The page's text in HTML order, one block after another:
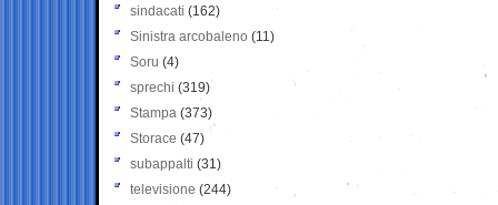
sindacati (162)
Sinistra arcobaleno (11)
Soru (4)
sprechi (319)
Stampa (373)
Storace (47)
subappalti (31)
televisione(244)